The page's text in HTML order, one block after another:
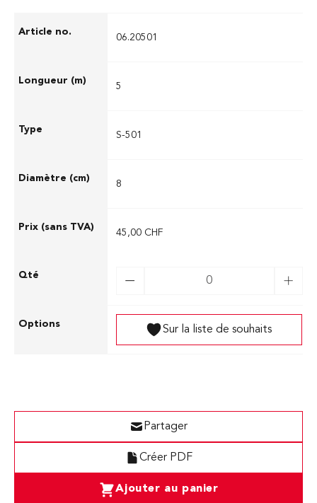
06.20501
5
S-501
8
45,00 CHF
Sur la liste de souhaits
Ajouter au panier
Créer PDF
Partager